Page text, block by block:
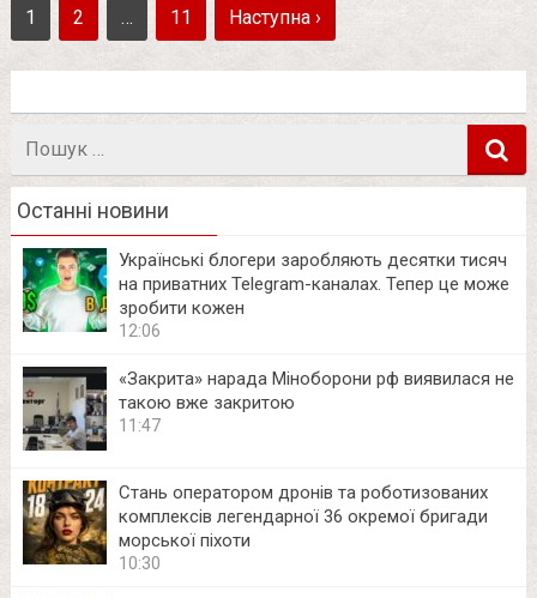
1 2 … 11 Наступна ›
Пошук
Останні новини
Українські блогери заробляють десятки тисяч
на приватних Telegram-каналах. Тепер це може
зробити кожен
12:06
«Закрита» нарада Міноборони рф виявилася не
такою вже закритою
11:47
Стань оператором дронів та роботизованих
комплексів легендарної 36 окремої бригади
морської піхоти
10:30